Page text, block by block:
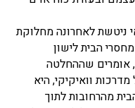
ניטשת לאחרונה מחלוקת
הבית לישון
אומרים שההחלטה
וואיקיקי, היא
מהרחובות לתוך